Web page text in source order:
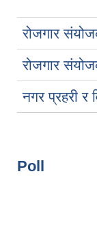
रोजगार
रोजगार
नगर प्रहरी र
Poll